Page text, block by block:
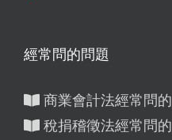
經常問的問題
商業會計法經常問
稅捐稽徵法經常問